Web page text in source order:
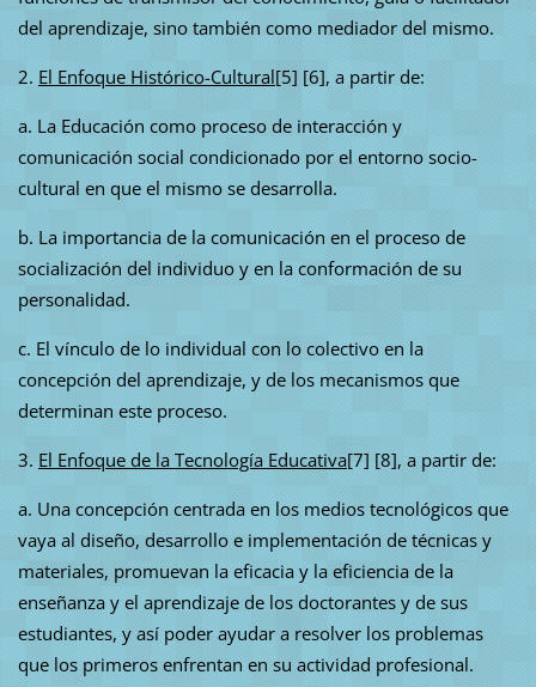
del aprendizaje, sino también como mediador del mismo.
2. El Enfoque Histórico-Cultural[5] [6], a partir de:
a. La Educación como proceso de interacción y
comunicación social condicionado por el entorno socio-
cultural en que el mismo se desarrolla.
b. La importancia de la comunicación en el proceso de
socialización del individuo y en la conformación de su
personalidad.
c. El vínculo de lo individual con lo colectivo en la
concepción del aprendizaje, y de los mecanismos que
determinan este proceso.
3. El Enfoque de la Tecnología Educativa[7] [8], a partir de:
a. Una concepción centrada en los medios tecnológicos que
vaya al diseño, desarrollo e implementación de técnicas y
materiales, promuevan la eficacia y la eficiencia de la
enseñanza y el aprendizaje de los doctorantes y de sus
estudiantes, y así poder ayudar a resolver los problemas
que los primeros enfrentan en su actividad profesional.